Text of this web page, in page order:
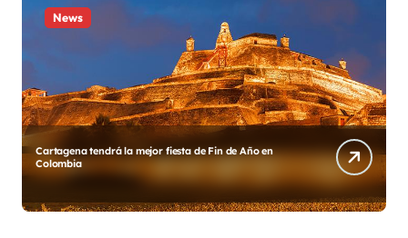
News
Cartagena tendrá la mejor fiesta de Fin de Año en
Colombia